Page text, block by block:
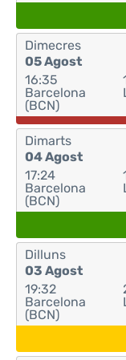
Dimecres
05 Agost
16:35
Barcelona
(BCN)
Dimarts
04 Agost
17:24
Barcelona
(BCN)
Dilluns
03 Agost
19:32
Barcelona
(BCN)